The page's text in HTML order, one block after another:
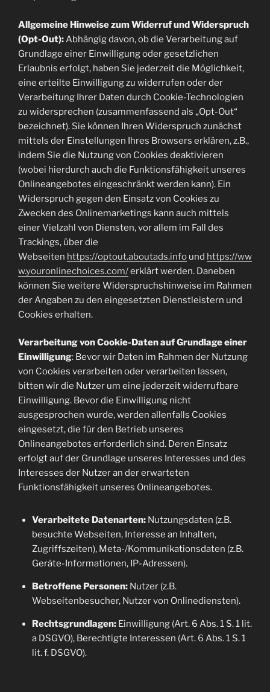
Allgemeine Hinweise zum Widerruf und Widerspruch
(Opt-Out): Abhängig davon, ob die Verarbeitung auf
Grundlage einer Einwilligung oder gesetzlichen
Erlaubnis erfolgt, haben Sie jederzeit die Möglichkeit,
eine erteilte Einwilligung zu widerrufen oder der
Verarbeitung Ihrer Daten durch Cookie-Technologien
zu widersprechen (zusammenfassend als „Opt-Out“
bezeichnet). Sie können Ihren Widerspruch zunächst
mittels der Einstellungen Ihres Browsers erklären, z.B.,
indem Sie die Nutzung von Cookies deaktivieren
(wobei hierdurch auch die Funktionsfähigkeit unseres
Onlineangebotes eingeschränkt werden kann). Ein
Widerspruch gegen den Einsatz von Cookies zu
Zwecken des Onlinemarketings kann auch mittels
einer Vielzahl von Diensten, vor allem im Fall des
Trackings, über die
Webseiten https://optout.aboutads.info und https://ww
w.youronlinechoices.com/erklärt werden. Daneben
können Sie weitere Widerspruchshinweise im Rahmen
der Angaben zu den eingesetzten Dienstleistern und
Cookies erhalten.
Verarbeitung von Cookie-Daten auf Grundlage einer
Einwilligung: Bevor wir Daten im Rahmen der Nutzung
von Cookies verarbeiten oder verarbeiten lassen,
bitten wir die Nutzer um eine jederzeit widerrufbare
Einwilligung. Bevor die Einwilligung nicht
ausgesprochen wurde, werden allenfalls Cookies
eingesetzt, die für den Betrieb unseres
Onlineangebotes erforderlich sind. Deren Einsatz
erfolgt auf der Grundlage unseres Interesses und des
Interesses der Nutzer an der erwarteten
Funktionsfähigkeit unseres Onlineangebotes.
Verarbeitete Datenarten:Nutzungsdaten (z.B.
besuchte Webseiten, Interesse an Inhalten,
Zugriffszeiten), Meta-/Kommunikationsdaten (z.B.
Geräte-Informationen, IP-Adressen).
Betroffene Personen:Nutzer (z.B.
Webseitenbesucher, Nutzer von Onlinediensten).
Rechtsgrundlagen:Einwilligung (Art. 6 Abs. 1 S. 1 lit.
a DSGVO), Berechtigte Interessen (Art. 6 Abs. 1 S. 1
lit. f. DSGVO).